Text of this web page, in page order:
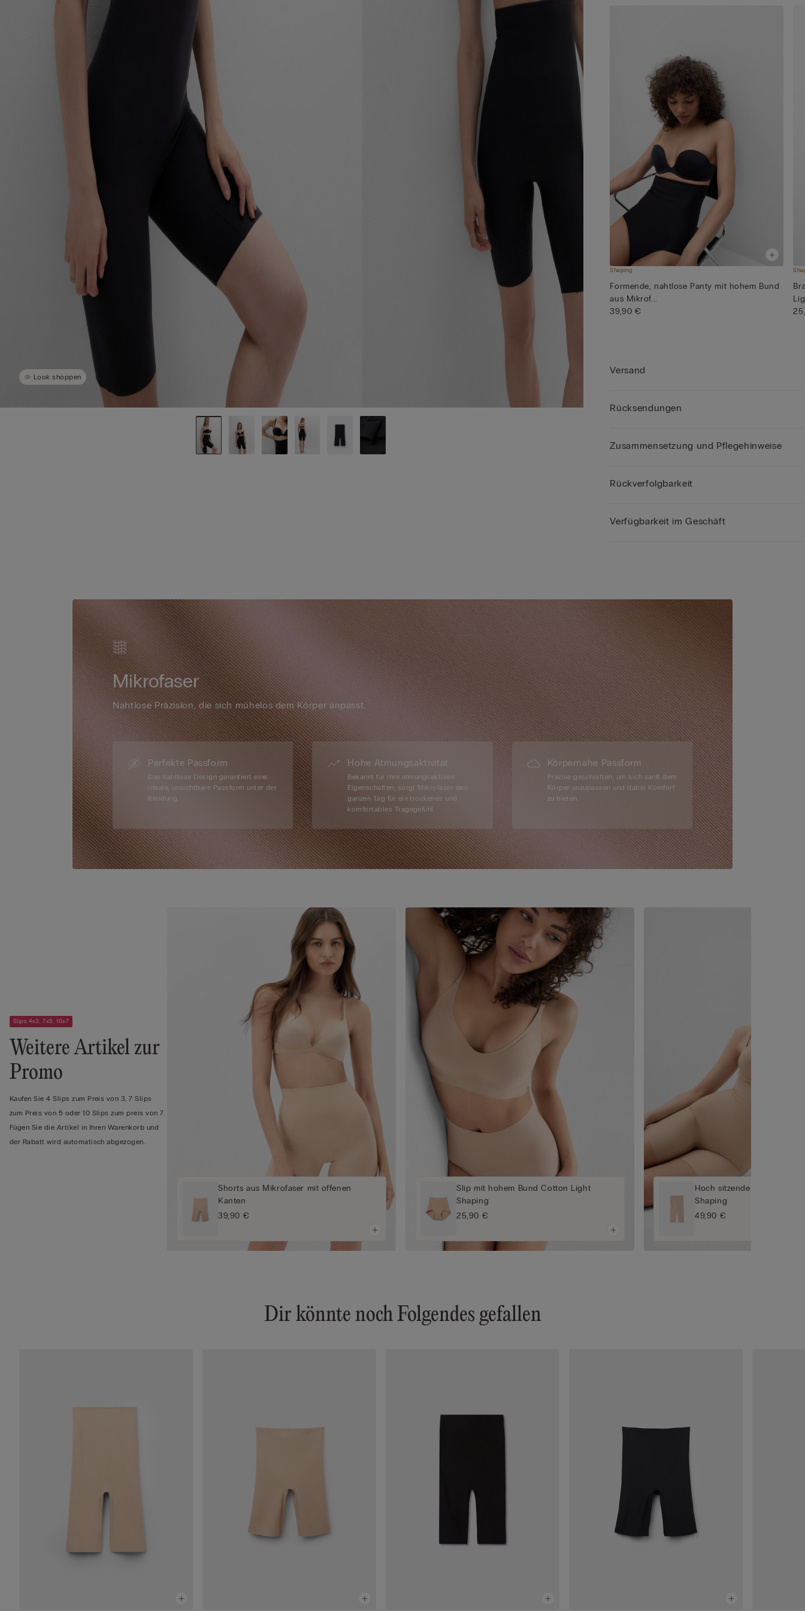
Look shoppen
Shaping
Formende, nahtlose Panty mit hohem Bund
aus Mikrof...
39,90 €
Versand
Rücksendungen
Zusammensetzung und Pflegehinweise
Rückverfolgbarkeit
Verfügbarkeit im Geschäft
Mikrofaser
Nahtlose Präzision, die sich mühelos dem Körper anpasst.
Perfekte Passform
Das nahtlose Design garantiert eine
ideale, unsichtbare Passform unter der
Kleidung.
Hohe Atmungsaktivität
Bekannt für ihre atmungsaktiven
Eigenschaften, sorgt Mikrofaser den
ganzen Tag für ein trockenes und
komfortables Tragegefühl.
Körpernahe Passform
Präzise geschnitten, um sich sanft dem
Körper anzupassen und dabei Komfort
zu bieten.
Slips 4x3, 7x5, 10x7
Weitere Artikel zur
Promo
Kaufen Sie 4 Slips zum Preis von 3, 7 Slips
zum Preis von 5 oder 10 Slips zum preis von 7.
Fügen Sie die Artikel in Ihren Warenkorb und
der Rabatt wird automatisch abgezogen.
Shorts aus Mikrofaser mit offenen
Kanten
39,90 €
Slip mit hohem Bund Cotton Light
Shaping
25,90 €
Hoch sitzende Shorts
Shaping
49,90 €
Dir könnte noch Folgendes gefallen